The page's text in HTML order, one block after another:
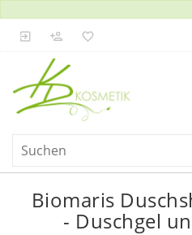
Biomaris
- Duschgel